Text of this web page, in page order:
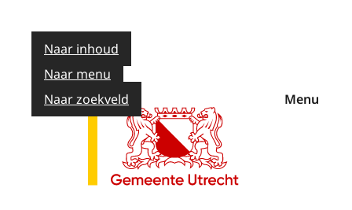
Naar inhoud
Naar menu
Naar zoekveld
Menu